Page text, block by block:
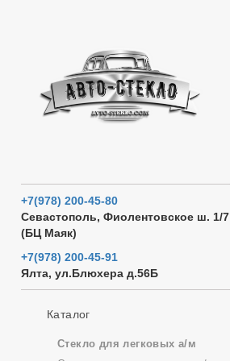
+7(978) 200-45-80
Севастополь, Фиолентовское ш. 1/7
(БЦ Маяк)
+7(978) 200-45-91
Ялта, ул.Блюхера д.56Б
Каталог
Стекло для легковых а/м